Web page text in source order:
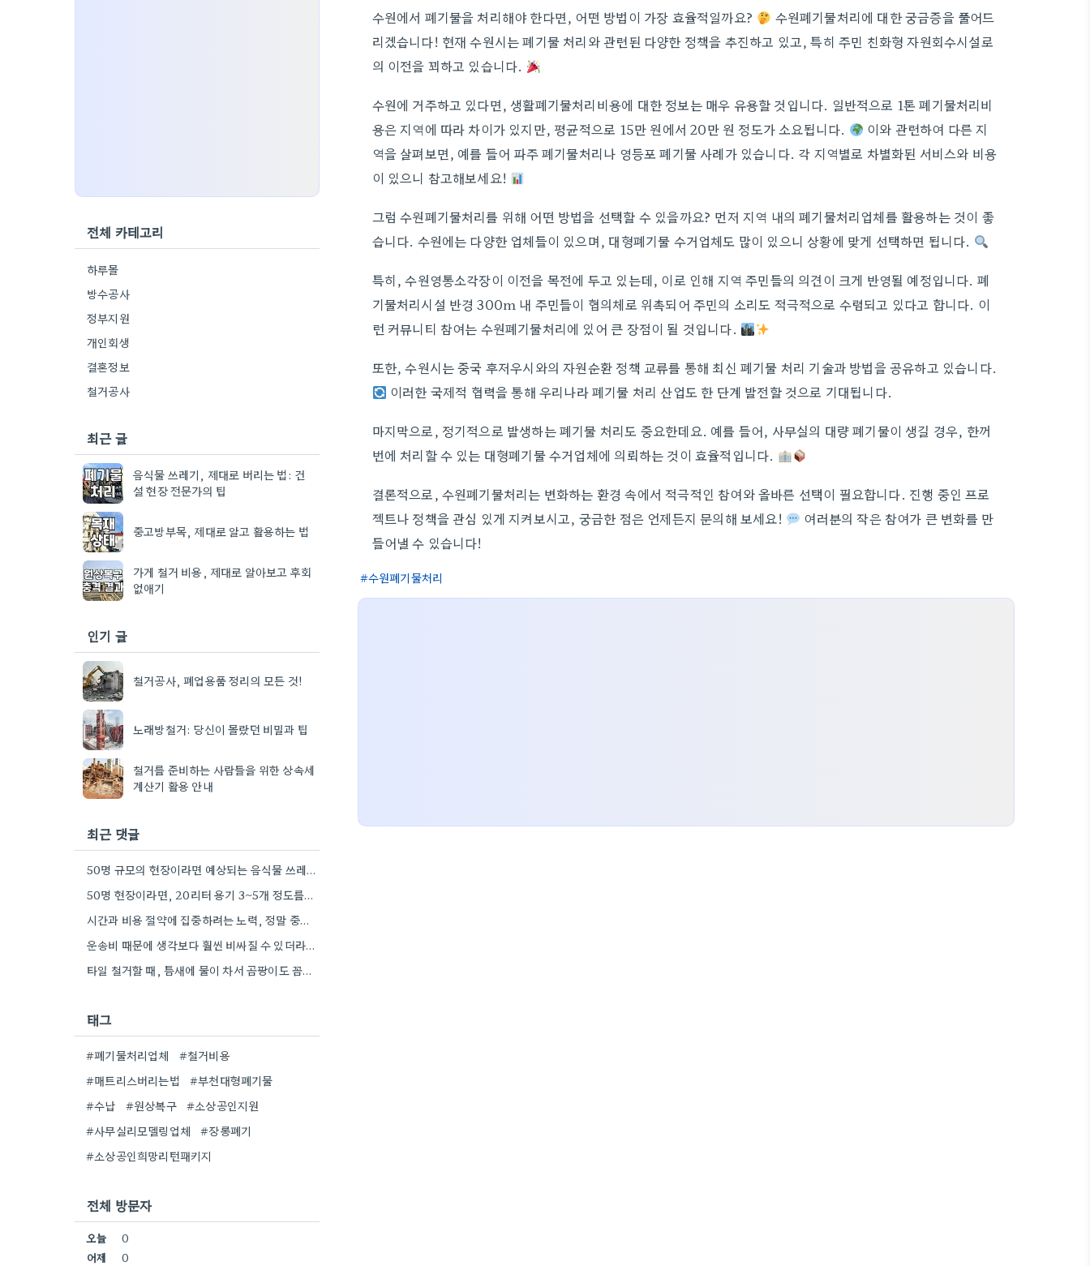
수원에서 폐기물을 처리해야 한다면, 어떤 방법이 가장 효율적일까요?
수원폐기물처리에 대한 궁금증을 풀어드
리겠습니다! 현재 수원시는 폐기물 처리와 관련된 다양한 정책을 추진하고 있고, 특히 주민 친화형 자원회수시설로
의 이전을 꾀하고 있습니다.
수원에 거주하고 있다면, 생활폐기물처리비용에 대한 정보는 매우 유용할 것입니다. 일반적으로 1톤 폐기물처리비
용은 지역에 따라 차이가 있지만, 평균적으로 15만 원에서 20만 원 정도가 소요됩니다.
이와 관련하여 다른 지
역을 살펴보면, 예를 들어 파주 폐기물처리나 영등포 폐기물 사례가 있습니다. 각 지역별로 차별화된 서비스와 비용
이 있으니 참고해보세요!
그럼 수원폐기물처리를 위해 어떤 방법을 선택할 수 있을까요? 먼저 지역 내의 폐기물처리업체를 활용하는 것이 좋
습니다. 수원에는 다양한 업체들이 있으며, 대형폐기물 수거업체도 많이 있으니 상황에 맞게 선택하면 됩니다.
특히, 수원영통소각장이 이전을 목전에 두고 있는데, 이로 인해 지역 주민들의 의견이 크게 반영될 예정입니다. 폐
기물처리시설 반경 300m 내 주민들이 협의체로 위촉되어 주민의 소리도 적극적으로 수렴되고 있다고 합니다. 이
런 커뮤니티 참여는 수원폐기물처리에 있어 큰 장점이 될 것입니다.
또한, 수원시는 중국 후저우시와의 자원순환 정책 교류를 통해 최신 폐기물 처리 기술과 방법을 공유하고 있습니다.
이러한 국제적 협력을 통해 우리나라 폐기물 처리 산업도 한 단계 발전할 것으로 기대됩니다.
마지막으로, 정기적으로 발생하는 폐기물 처리도 중요한데요. 예를 들어, 사무실의 대량 폐기물이 생길 경우, 한꺼
번에 처리할 수 있는 대형폐기물 수거업체에 의뢰하는 것이 효율적입니다.
결론적으로, 수원폐기물처리는 변화하는 환경 속에서 적극적인 참여와 올바른 선택이 필요합니다. 진행 중인 프로
젝트나 정책을 관심 있게 지켜보시고, 궁금한 점은 언제든지 문의해 보세요!
여러분의 작은 참여가 큰 변화를 만
들어낼 수 있습니다!
수원폐기물처리
전체 카테고리
하루몰
방수공사
정부지원
개인회생
결혼정보
철거공사
최근 글
음식물 쓰레기, 제대로 버리는 법: 건
설 현장 전문가의 팁
중고방부목, 제대로 알고 활용하는 법
가게 철거 비용, 제대로 알아보고 후회
없애기
인기 글
철거공사, 폐업용품 정리의 모든 것!
노래방철거: 당신이 몰랐던 비밀과 팁
철거를 준비하는 사람들을 위한 상속세
계산기 활용 안내
최근 댓글
50명 규모의 현장이라면 예상되는 음식물 쓰레기 양이 꽤 되네요. 그때 그만큼 준비해야겠어요.
50명 현장이라면, 20리터 용기 3~5개 정도를 준비하는 게 현실적인 숫자 같아요. 뼈나 씨앗 같은 건…
시간과 비용 절약에 집중하려는 노력, 정말 중요하네요. 특히 현장마다 상황이 다 다르니까, 획일적인 방법보다는 현장…
운송비 때문에 생각보다 훨씬 비싸질 수 있더라구요. 특히 오래된 자재는 부식도 심할 것 같아요.
타일 철거할 때, 틈새에 물이 차서 곰팡이도 꼼꼼히 확인해야 해요.
태그
#폐기물처리업체
#철거비용
#매트리스버리는법
#부천대형폐기물
#수납
#원상복구
#소상공인지원
#사무실리모델링업체
#장롱폐기
#소상공인희망리턴패키지
전체 방문자
오늘
0
어제
0